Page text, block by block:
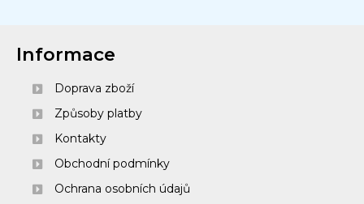
Informace
Doprava zboží
Způsoby platby
Kontakty
Obchodní podmínky
Ochrana osobních údajů